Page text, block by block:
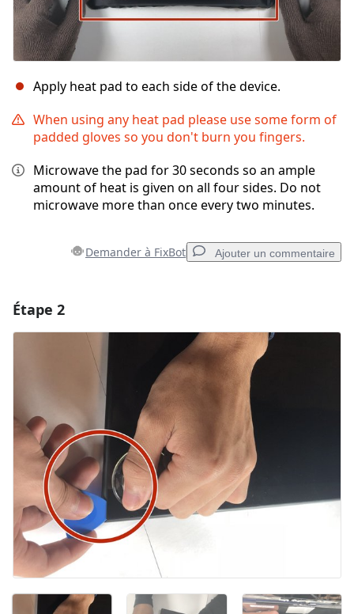
Apply heat pad to each side of the device.
When using any heat pad please use some form of
padded gloves so you don't burn you fingers.
Microwave the pad for 30 seconds so an ample
amount of heat is given on all four sides. Do not
microwave more than once every two minutes.
Demander à FixBot Ajouter un commentaire
Ajouter un commentaire
Annuler Publier un commentaire
Étape 2